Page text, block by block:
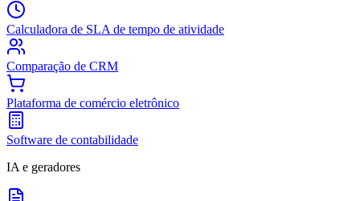
Calculadora de SLA de tempo de atividade
Comparação de CRM
Plataforma de comércio eletrônico
Software de contabilidade
IA e geradores